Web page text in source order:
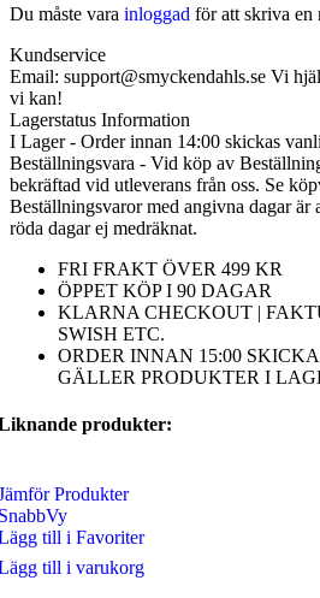
Du måste vara inloggad för att skriva en
Kundservice
Email: support@smyckendahls.se Vi
vi kan!
Lagerstatus Information
I Lager - Order innan 14:00 skickas
Beställningsvara - Vid köp av
bekräftad vid utleverans från oss. Se
Beställningsvaror med angivna dagar är
röda dagar ej medräknat.
FRI FRAKT ÖVER 499 KR
ÖPPET KÖP I 90 DAGAR
KLARNA CHECKOUT |
SWISH ETC.
ORDER INNAN 15:00
GÄLLER PRODUKTER I
produkter:
Produkter
till i Favoriter
till i varukorg